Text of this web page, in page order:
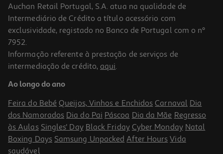
Lâmpada Led Standard Auchan E27 60w Luz Branca Clara
3.99 €/un
3,99 €
Auchan Retail Portugal, S.A. atua na qualidade de
Intermediário de Crédito a título acessório com
exclusividade, registado no Banco de Portugal com o nº
7952.
Informação referente à prestação de serviços de
intermediação de crédito, aqui.
Ao longo do ano
Feira do Bebé Queijos, Vinhos e Enchidos Carnaval Dia
dos Namorados Dia do Pai Páscoa Dia da Mãe Regresso
às Aulas Singles' Day Black Friday Cyber Monday Natal
Boxing Days Samsung Unpacked After Hours Vida
saudável